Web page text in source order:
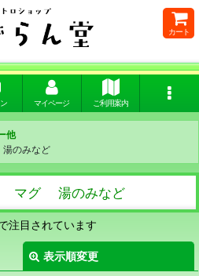
カート
マイページ ご利用案内
他
のみなど
マグ 湯のみなど
注目されています
表示順変更